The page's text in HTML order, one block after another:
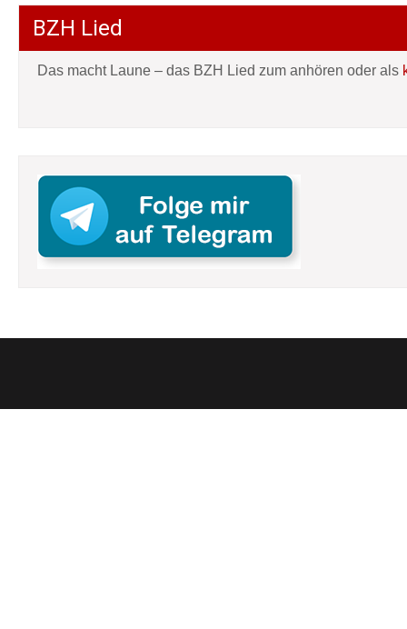
BZH Lied
Das macht Laune – das BZH Lied zum anhören oder als